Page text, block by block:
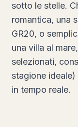
sotto le stelle.
romantica, una
GR20, o
una villa al
selezionati,
stagione
in tempo reale.